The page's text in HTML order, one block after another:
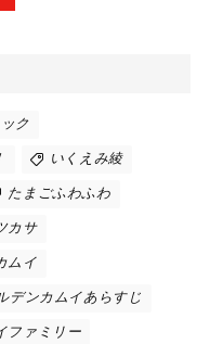
ク
いくえみ綾
たまごふわふわ
カサ
ムイ
デンカムイあらすじ
ファミリー